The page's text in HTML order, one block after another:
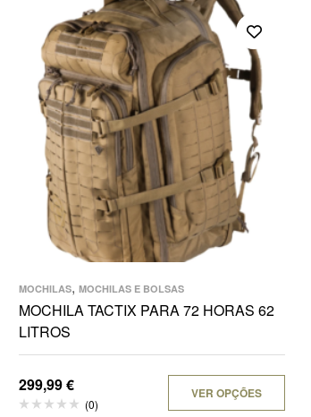
MOCHILAS, MOCHILAS E BOLSAS
MOCHILA TACTIX PARA 72 HORAS 62
LITROS
299,99€
(0)
VER OPÇÕES